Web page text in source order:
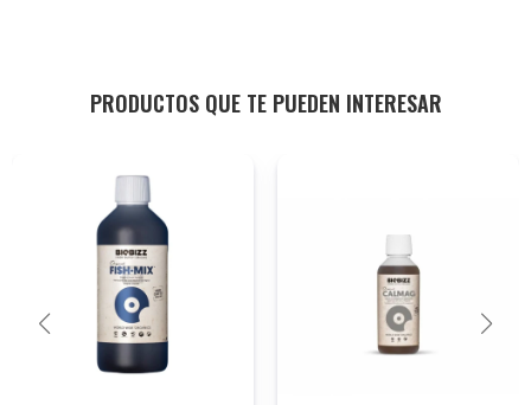
PRODUCTOS QUE TE PUEDEN INTERESAR